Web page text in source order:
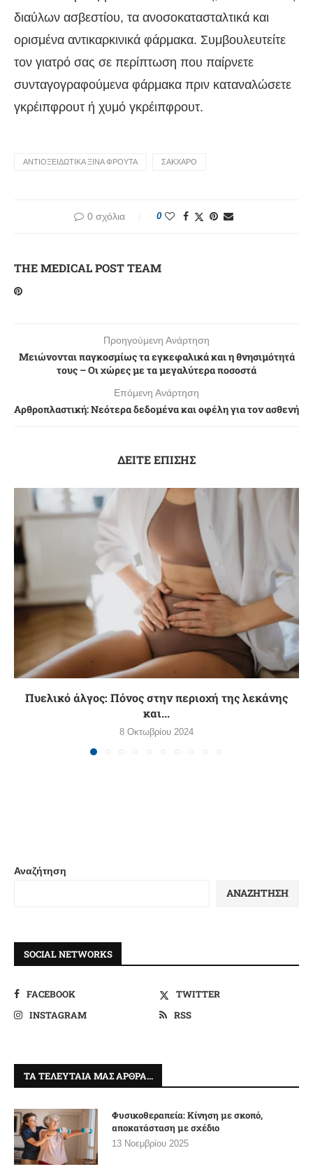
διαύλων ασβεστίου, τα ανοσοκατασταλτικά και
ορισμένα αντικαρκινικά φάρμακα. Συμβουλευτείτε
τον γιατρό σας σε περίπτωση που παίρνετε
συνταγογραφούμενα φάρμακα πριν καταναλώσετε
γκρέιπφρουτ ή χυμό γκρέιπφρουτ.
ΑΝΤΙΟΞΕΙΔΩΤΙΚΆ ΞΙΝΆ ΦΡΟΎΤΑ ΣΑΚΧΑΡΟ
0 σχόλια 0
THE MEDICAL POST TEAM
Προηγούμενη Ανάρτηση
Μειώνονται παγκοσμίως τα εγκεφαλικά και η θνησιμότητά
τους – Οι χώρες με τα μεγαλύτερα ποσοστά
Επόμενη Ανάρτηση
Αρθροπλαστική: Nεότερα δεδομένα και οφέλη για τον ασθενή
ΔΕΙΤΕ ΕΠΙΣΗΣ
Πυελικό άλγος: Πόνος στην περιοχή της λεκάνης
και...
8 Οκτωβρίου 2024
Αναζήτηση
ΑΝΑΖΉΤΗΣΗ
SOCIAL NETWORKS
FACEBOOK
TWITTER
INSTAGRAM
RSS
ΤΑ ΤΕΛΕΥΤΑΊΑ ΜΑΣ ΆΡΘΡΑ…
Φυσικοθεραπεία: Κίνηση με σκοπό,
αποκατάσταση με σχέδιο
13 Νοεμβρίου 2025